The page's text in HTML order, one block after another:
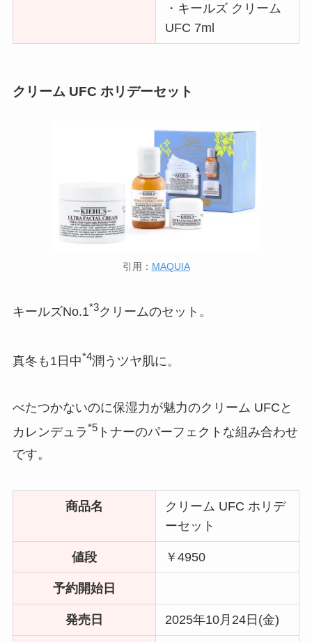
・キールズ クリーム
UFC 7ml
クリーム UFC ホリデーセット
引用： MAQUIA
キールズNo.1*3クリームのセット。
真冬も1日中*4潤うツヤ肌に。
べたつかないのに保湿力が魅力のクリーム UFCと
カレンデュラ*5トナーのパーフェクトな組み合わせ
です。
商品名
クリーム UFC ホリデ
ーセット
値段 ￥4950
予約開始日
発売日 2025年10月24日(金)